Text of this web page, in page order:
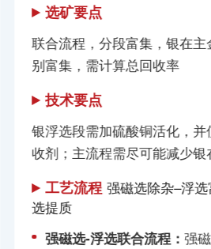
选矿要点
联合流程，分段富集，银在
别富集，需计算总回收率
技术要点
银浮选段需加硫酸铜活化，
收剂；主流程需尽可能减少
工艺流程 强磁选除杂–浮
选提质
强磁选-浮选联合流程：强